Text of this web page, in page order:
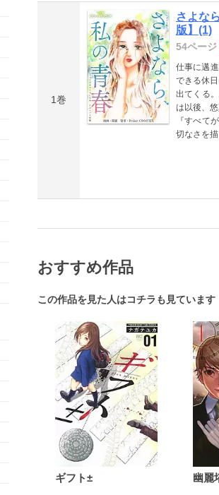
1巻
さよな
版】(1)
54ページ
仕事に邁
できる休
出てくる
は以後、
『すべて
切なさを
おすすめ作品
この作品を見た人はコチラも見ています
ギフト± 幽麗